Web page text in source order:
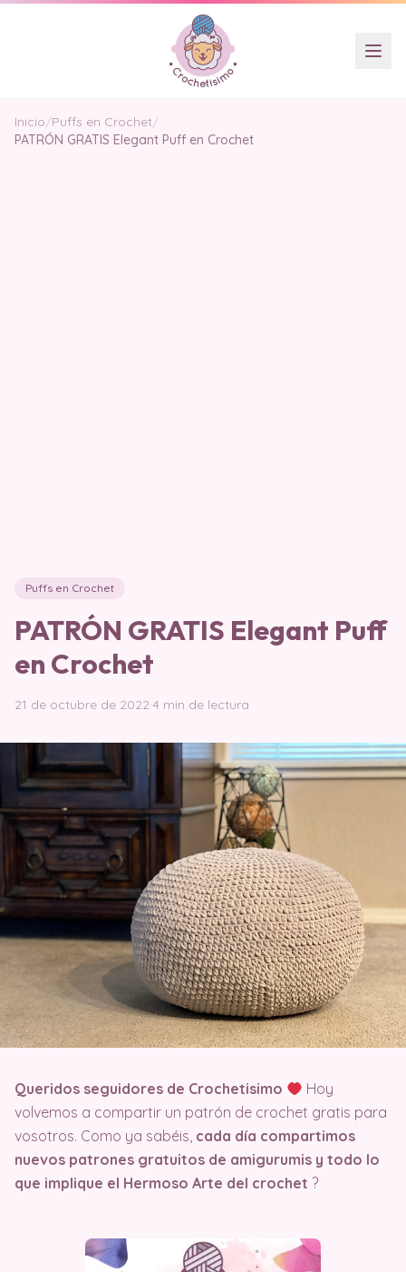
Inicio/Puffs en Crochet/
PATRÓN GRATIS Elegant Puff en Crochet
Puffs en Crochet
PATRÓN GRATIS Elegant Puff
en Crochet
21 de octubre de 2022·4 min de lectura
Queridos seguidores de Crochetisimo
Hoy
volvemos a compartir un patrón de crochet gratis para
vosotros. Como ya sabéis, cada día compartimos
nuevos patrones gratuitos de amigurumis y todo lo
que implique el Hermoso Arte del crochet ?